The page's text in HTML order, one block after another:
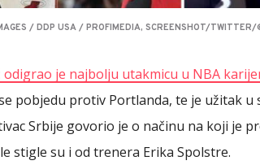
/ DDP USA / PROFIMEDIA, SCREENSHOT/TWITTER/
odigrao je najbolju utakmicu u NBA
pobjedu protiv Portlanda, te je užitak u
Srbije govorio je o načinu na koji je
stigle su i od trenera Erika Spolstre.